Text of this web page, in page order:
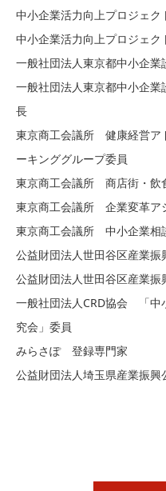
中小企業活力向上プロジェ
中小企業活力向上プロジェ
一般社団法人東京都中小企
一般社団法人東京都中小企
長
東京商工会議所 健康経営ア
ーキンググループ委員
東京商工会議所 商店街・飲
東京商工会議所 企業変革
東京商工会議所 中小企業
公益財団法人世田谷区産業
公益財団法人世田谷区産業
一般社団法人CRD協会 「中
究会」委員
みらさぽ 登録専門家
公益財団法人埼玉県産業振